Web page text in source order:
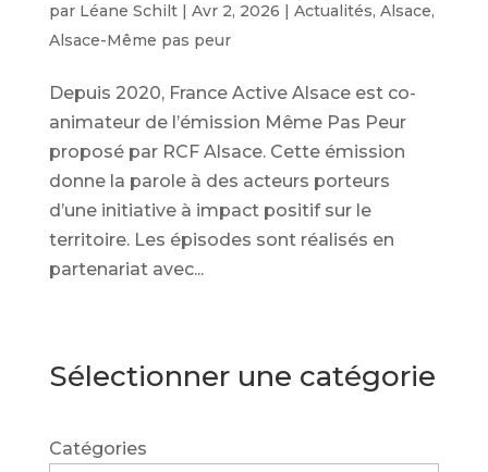
par Léane Schilt| Avr 2, 2026 Actualités, Alsace,
Alsace-Même pas peur
Depuis 2020, France Active Alsace est co-
animateur de l’émission Même Pas Peur
proposé par RCF Alsace. Cette émission
donne la parole à des acteurs porteurs
d’une initiative à impact positif sur le
territoire. Les épisodes sont réalisés en
partenariat avec...
Sélectionner une catégorie
Catégories